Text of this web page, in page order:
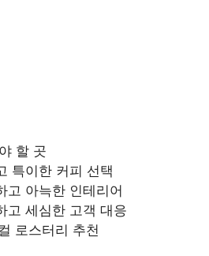
할 곳
특이한 커피 선택
고 아늑한 인테리어
고 세심한 고객 대응
로스터리 추천